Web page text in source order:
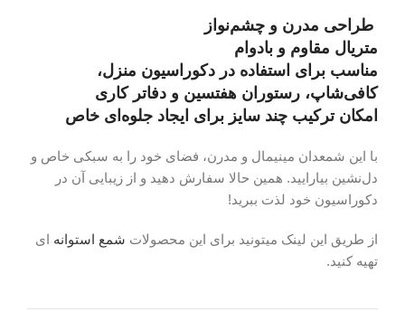
طراحی مدرن و چشم‌نواز
متریال مقاوم و بادوام
مناسب برای استفاده در دکوراسیون منزل،
کافی‌شاپ، رستوران هفتسین و دفاتر کاری
امکان ترکیب چند سایز برای ایجاد جلوه‌ای خاص
با این شمعدان مینیمال و مدرن، فضای خود را به سبکی خاص و
دل‌نشین بیارایید. همین حالا سفارش دهید و از زیبایی آن در
دکوراسیون خود لذت ببرید!
از طریق این لینک میتونید برای این محصولات شمع استوانه ای
تهیه کنید.